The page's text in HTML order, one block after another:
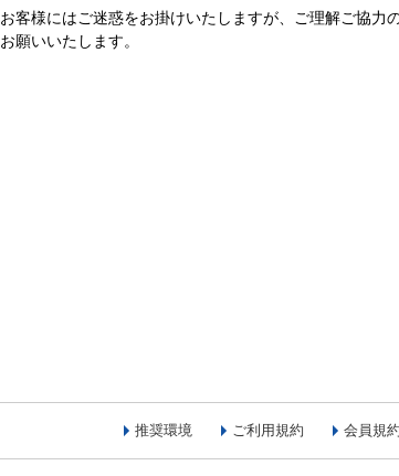
お客様にはご迷惑をお掛けいたしますが、ご理解ご協力
お願いいたします。
推奨環境 ご利用規約 会員規約